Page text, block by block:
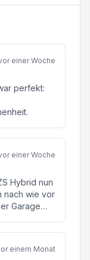
einer Woche
perfekt:
einer Woche
nach wie vor
Garage
Er hat
einem Monat